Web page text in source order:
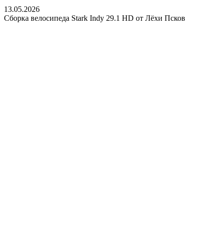
13.05.2026
Сборка велосипеда Stark Indy 29.1 HD от Лёхи Псков